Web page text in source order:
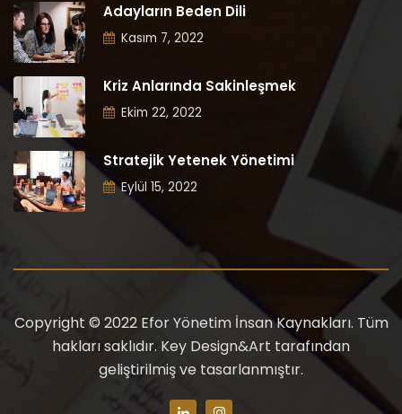
Adayların Beden Dili
Kasım 7, 2022
Kriz Anlarında Sakinleşmek
Ekim 22, 2022
Stratejik Yetenek Yönetimi
Eylül 15, 2022
Copyright © 2022 Efor Yönetim İnsan Kaynakları. Tüm
hakları saklıdır. Key Design&Art tarafından
geliştirilmiş ve tasarlanmıştır.